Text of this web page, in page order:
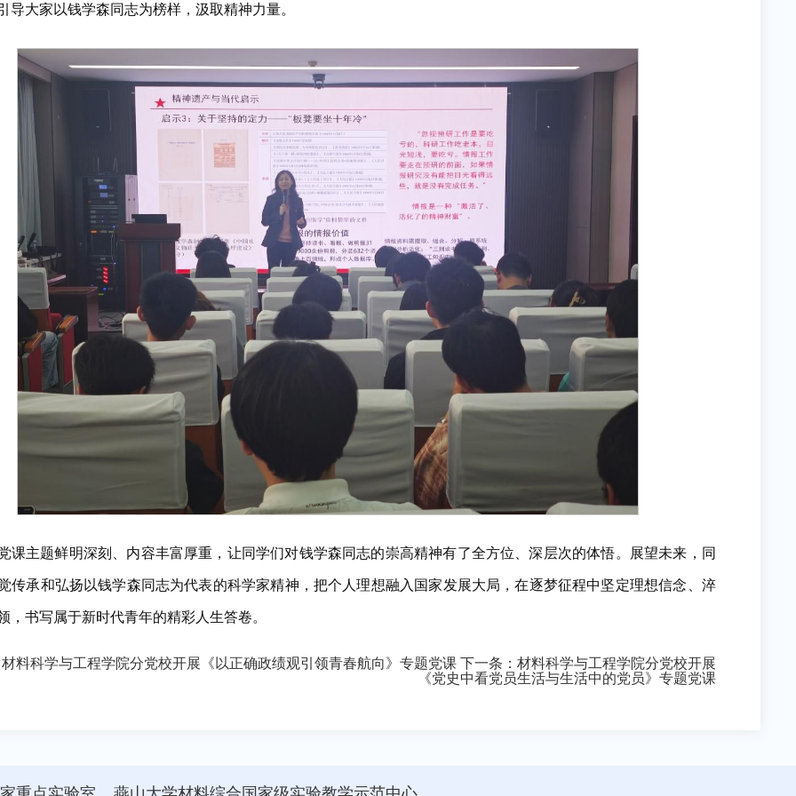
导大家以钱学森同志为榜样，汲取精神力量。
课主题鲜明深刻、内容丰富厚重，让同学们对钱学森同志的崇高精神有了全方位、深层次的体悟。展望未来，同
传承和弘扬以钱学森同志为代表的科学家精神，把个人理想融入国家发展大局，在逐梦征程中坚定理想信念、淬
，书写属于新时代青年的精彩人生答卷。
材料科学与工程学院分党校开展《以正确政绩观引领青春航向》专题党课下一条： 材料科学与工程学院分党校开展
《党史中看党员生活与生活中的党员》专题党课